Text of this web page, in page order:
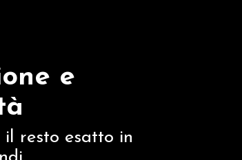
e
il resto esatto in